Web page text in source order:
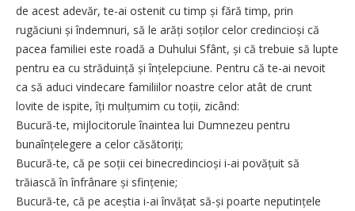
de acest adevăr, te-ai ostenit cu timp și fără timp, prin
rugăciuni și îndemnuri, să le arăți soților celor credincioși că
pacea familiei este roadă a Duhului Sfânt, și că trebuie să lupte
pentru ea cu străduință și înțelepciune. Pentru că te-ai nevoit
ca să aduci vindecare familiilor noastre celor atât de crunt
lovite de ispite, îți mulțumim cu toții, zicând:
Bucură-te, mijlocitorule înaintea lui Dumnezeu pentru
bunaînțelegere a celor căsătoriți;
Bucură-te, că pe soții cei binecredincioși i-ai povățuit să
trăiască în înfrânare și sfințenie;
Bucură-te, că pe aceștia i-ai învățat să-și poarte neputințele